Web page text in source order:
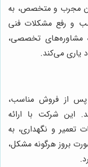
مجرب و متخصص، به
و رفع مشکلات فنی
مشاوره‌های تخصصی،
یاری می‌کند.
پس از فروش مناسب،
این شرکت با ارائه
تعمیر و نگهداری، به
بروز هرگونه مشکل،